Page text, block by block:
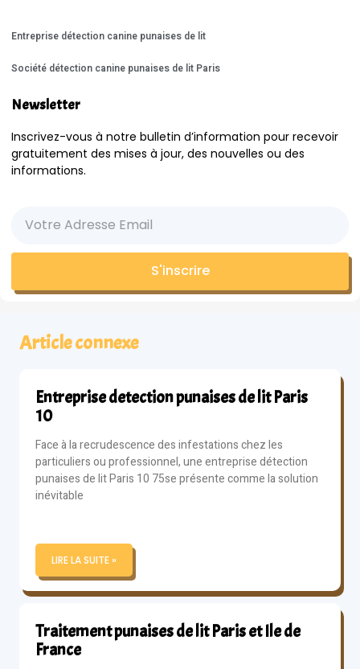
Entreprise détection canine punaises de lit
Société détection canine punaises de lit Paris
Newsletter
Inscrivez-vous à notre bulletin d’information pour recevoir
gratuitement des mises à jour, des nouvelles ou des
informations.
S'inscrire
Article connexe
Entreprise detection punaises de lit Paris
10
Face à la recrudescence des infestations chez les
particuliers ou professionnel, une entreprise détection
punaises de lit Paris 10 75se présente comme la solution
inévitable
LIRE LA SUITE »
Traitement punaises de lit Paris et Ile de
France